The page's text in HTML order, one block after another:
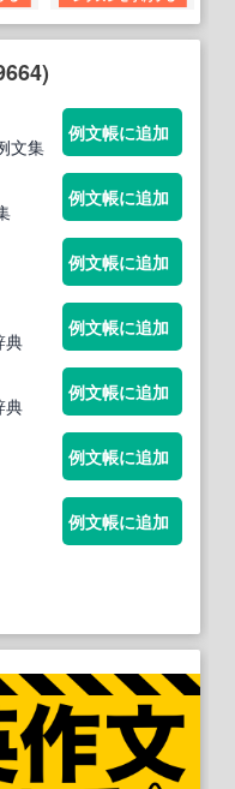
文集
例文帳に追加
例文帳に追加
例文帳に追加
典
例文帳に追加
典
例文帳に追加
例文帳に追加
例文帳に追加